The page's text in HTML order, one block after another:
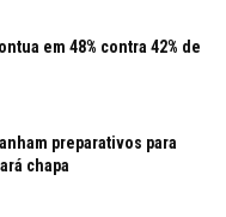
em 48% contra 42% de
preparativos para
chapa